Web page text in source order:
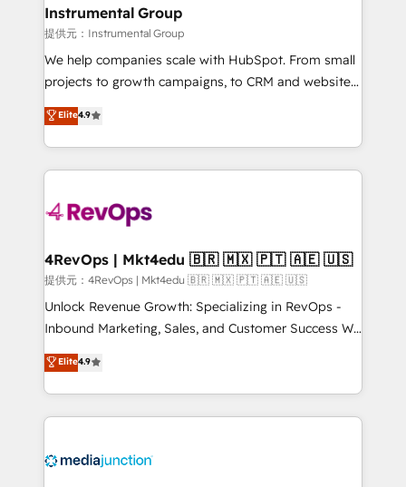
Premier Partner 2023 🌟5 HubSpot Accreditations 🌟
Won HubSpot Theme Challenge 2021 🌟INBOUND’19
HubSpot Rising Star Why us? Harnessing the full
potential of the powerful HubSpot CRM. ✔️A team of
HubSpot experience ✔️Flexible pricing models —
Hourly-fee (assigned one Dedicated HubSpot
requirement). ✔️Helped over 25,000+ customers so
far with our HubSpot solutions. ✔️Bespoke apps &
on-demand bundle services. Connect with us today!
Instrumental Group
提供元：Instrumental Group
We help companies scale with HubSpot. From small
projects to growth campaigns, to CRM and websites.
Hire an agency that's experienced in every inch of
HubSpot and willing to work hand-in-hand with your
team to simplify the complex and build a better
experience for your team and customers.
Elite4.9
4RevOps | Mkt4edu 🇧🇷 🇲🇽 🇵🇹 🇦🇪 🇺🇸
提供元：4RevOps | Mkt4edu 🇧🇷 🇲🇽 🇵🇹 🇦🇪 🇺🇸
Unlock Revenue Growth: Specializing in RevOps -
Inbound Marketing, Sales, and Customer Success We
specialize in driving revenue growth for companies
across industries through tailored marketing, sales,
and customer success strategies, utilizing RevOps
methodologies. As Latin America's largest HubSpot
offer unparalleled insights. Operating in five
Elite4.9